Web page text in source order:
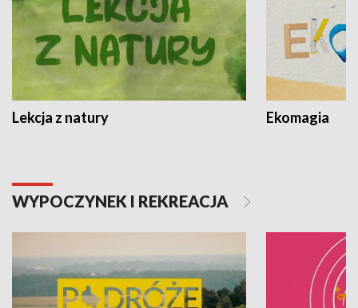
Lekcja z natury Ekomagia
WYPOCZYNEK I REKREACJA